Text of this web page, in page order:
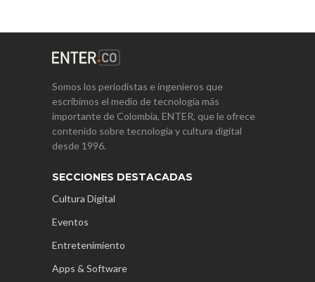
Somos los periodistas e ingenieros que
escribimos el medio de tecnología más
importante de Colombia, ENTER, que le ofrece
contenido sobre tecnología y cultura digital
desde 1996.
SECCIONES DESTACADAS
Cultura Digital
Eventos
Entretenimiento
Apps & Software